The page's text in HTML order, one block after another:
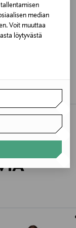
median
Voit muuttaa
löytyvästä
Price